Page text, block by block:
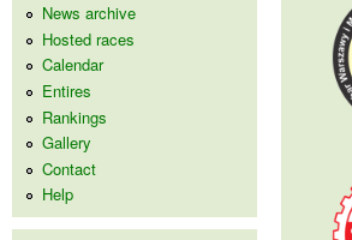
News archive
Hosted races
Calendar
Entires
Rankings
Gallery
Contact
Help